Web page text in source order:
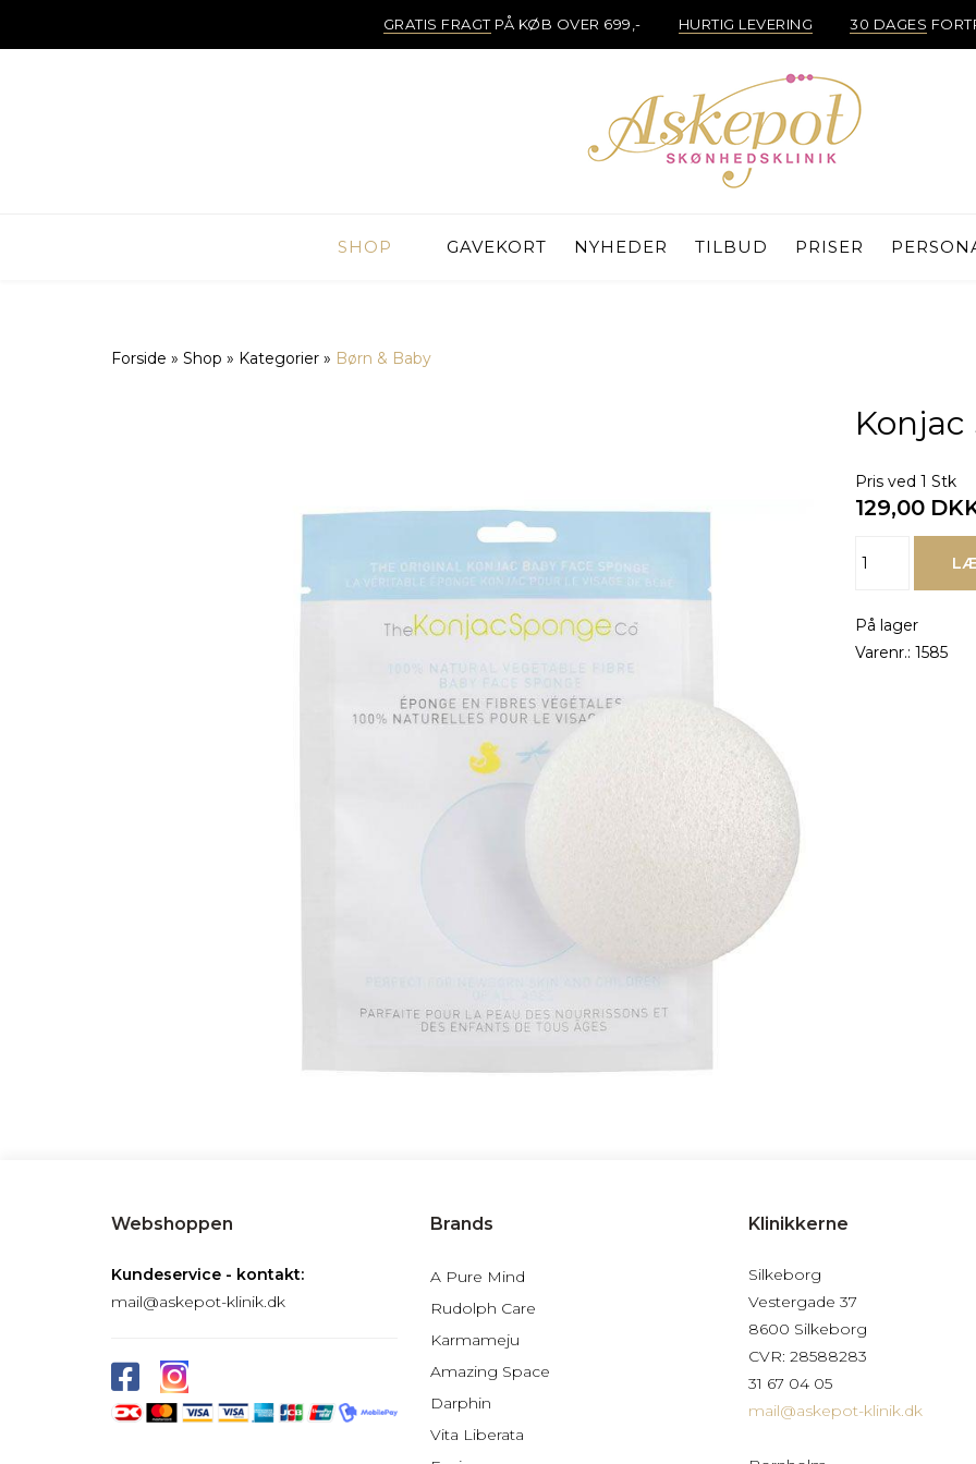
GRATIS FRAGTPÅ KØB OVER 699,- HURTIG LEVERING 30 DAGES
SHOP GAVEKORT NYHEDER TILBUD PRISER
Forside » Shop » Kategorier » Børn & Baby
Pris ved 1 Stk
129,00
På lager
Varenr.: 1585
Webshoppen
Kundeservice - kontakt:
mail@askepot-klinik.dk
Brands
A Pure Mind
Rudolph Care
Karmameju
Amazing Space
Darphin
Vita Liberata
Klinikkerne
Silkeborg
Vestergade 37
8600 Silkeborg
CVR: 28588283
31 67 04 05
mail@askepot-klinik.dk